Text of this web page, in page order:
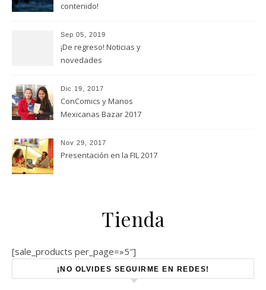
contenido!
Sep 05, 2019
¡De regreso! Noticias y
novedades
Dic 19, 2017
ConComics y Manos
Mexicanas Bazar 2017
Nov 29, 2017
Presentación en la FIL 2017
Tienda
[sale_products per_page=»5″]
¡NO OLVIDES SEGUIRME EN REDES!
Set Youtube Channel ID